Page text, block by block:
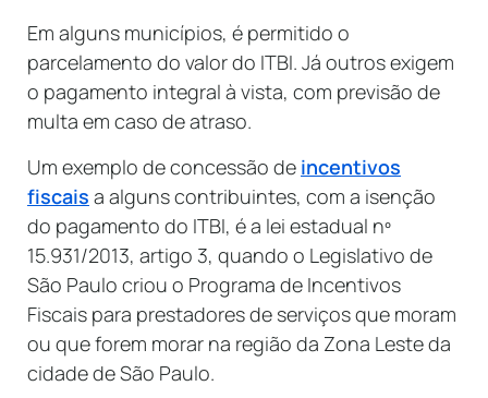
Em alguns municípios, é permitido o
parcelamento do valor do ITBI. Já outros exigem
o pagamento integral à vista, com previsão de
multa em caso de atraso.
Um exemplo de concessão de incentivos
fiscais a alguns contribuintes, com a isenção
do pagamento do ITBI, é a lei estadual nº
15.931/2013, artigo 3, quando o Legislativo de
São Paulo criou o Programa de Incentivos
Fiscais para prestadores de serviços que moram
ou que forem morar na região da Zona Leste da
cidade de São Paulo.